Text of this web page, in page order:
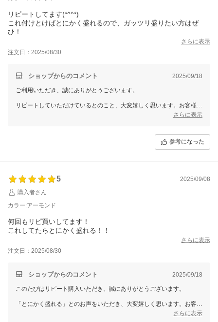
リピートしてます(*^^*)
これ付けとけばとにかく盛れるので、ガッツリ盛りたい方はぜ
ひ！
さらに表示
注文日：2025/08/30
ショップからのコメント 2025/09/18
ご利用いただき、誠にありがとうございます。
リピートしていただけているとのこと、大変嬉しく思います。お客様が
「盛れる」と感じていただけたこと、私たちにとってもとても光栄で
今後もお客様に喜んでいただける商品をお届けできるよう努めてまいり
ます。引き続きのご愛顧を心よりお待ちしております。
さらに表示
参考になった
5
2025/09/08
購入者さん
カラー:アーモンド
何回もリピ買いしてます！
これしてたらとにかく盛れる！！
さらに表示
注文日：2025/08/30
ショップからのコメント 2025/09/18
このたびはリピート購入いただき、誠にありがとうございます。
「とにかく盛れる」とのお声をいただき、大変嬉しく思います。お客様
にご満足いただける商品をお届けできていることに、心から感謝してお
さらに表示